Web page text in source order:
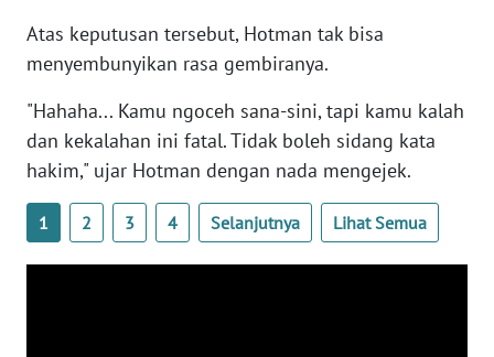
Atas keputusan tersebut, Hotman tak bisa
menyembunyikan rasa gembiranya.
"Hahaha... Kamu ngoceh sana-sini, tapi kamu kalah
dan kekalahan ini fatal. Tidak boleh sidang kata
hakim," ujar Hotman dengan nada mengejek.
1 2 3 4 Selanjutnya Lihat Semua
WN
KEPRI
PAPUA
WN
PAPUA